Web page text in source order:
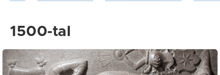
1500-tal